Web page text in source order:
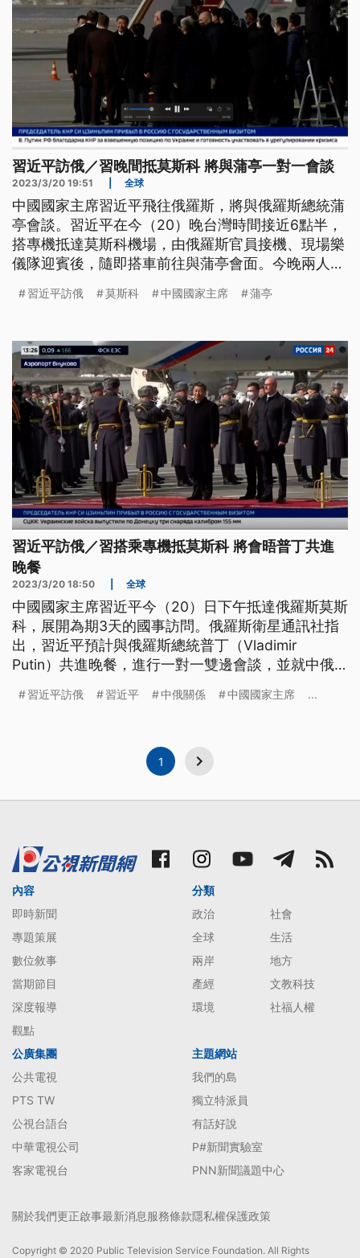
習近平訪俄／習晚間抵莫斯科 將與蒲亭一對一會談
2023/3/20 19:51 全球
中國國家主席習近平飛往俄羅斯，將與俄羅斯總統蒲
亭會談。習近平在今（20）晚台灣時間接近6點半，
搭專機抵達莫斯科機場，由俄羅斯官員接機、現場樂
儀隊迎賓後，隨即搭車前往與蒲亭會面。今晚兩人將
媒塔斯社報導，習近平下機後表示，會與蒲亭就雙邊
見，全力發展中俄關係。預計明天將有會見儀式、簽
署文件跟國宴等行程。
習近平訪俄 莫斯科 中國國家主席 蒲亭
習近平訪俄／習搭乘專機抵莫斯科 將會晤普丁共進
晚餐
2023/3/20 18:50 全球
中國國家主席習近平今（20）日下午抵達俄羅斯莫斯
科，展開為期3天的國事訪問。俄羅斯衛星通訊社指
出，習近平預計與俄羅斯總統普丁（Vladimir
Putin）共進晚餐，進行一對一雙邊會談，並就中俄
習近平訪俄 習近平 中俄關係 中國國家主席 ...
1
內容
即時新聞
專題策展
數位敘事
當期節目
深度報導
觀點
分類
政治
社會
全球
生活
兩岸
地方
產經
文教科技
環境
社福人權
公廣集團
公共電視
PTS TW
公視台語台
中華電視公司
客家電視台
主題網站
我們的島
獨立特派員
有話好說
P#新聞實驗室
PNN新聞議題中心
關於我們更正啟事最新消息服務條款隱私權保護政策
Copyright © 2020 Public Television Service Foundation. All Rights